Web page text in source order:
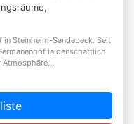
Steinheim-Sandebeck. Seit
leidenschaftlich